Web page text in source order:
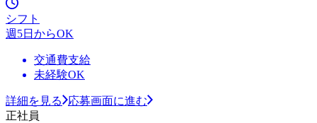
シフト
週5日からOK
交通費支給
未経験OK
詳細を見る
応募画面に進む
正社員